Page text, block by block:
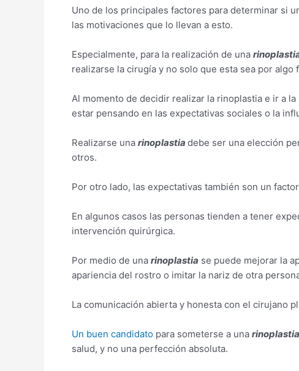
Uno de los principales factores para determinar si
las motivaciones que lo llevan a esto.
Especialmente, para la realización de una
realizarse la cirugía y no solo que esta sea por
Al momento de decidir realizar la rinoplastia e ir a
estar pensando en las expectativas sociales o la
Realizarse una rinoplastia debe ser una elección
otros.
Por otro lado, las expectativas también son un
En algunos casos las personas tienden a tener
intervención quirúrgica.
Por medio de una rinoplastia se puede mejorar la
apariencia del rostro o imitar la nariz de otra
La comunicación abierta y honesta con el cirujano
Un buen candidato para someterse a una rinoplastia
salud, y no una perfección absoluta.